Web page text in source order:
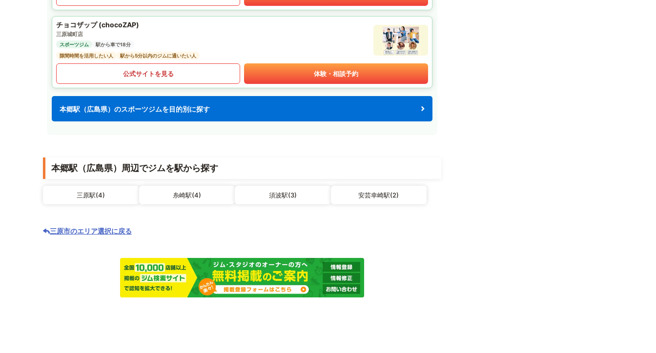
チョコザップ (chocoZAP)
三原城町店
スポーツジム
駅から車で18分
隙間時間を活用したい人
駅から5分以内のジムに通いたい人
公式サイトを見る 体験・相談予約
本郷駅（広島県）のスポーツジムを目的別に探す
本郷駅（広島県）周辺でジムを駅から探す
三原駅(4) 糸崎駅(4) 須波駅(3) 安芸幸崎駅(2)
三原市のエリア選択に戻る